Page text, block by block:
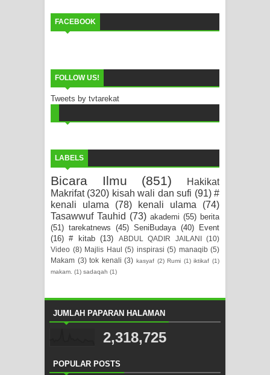
FACEBOOK
FOLLOW US!
Tweets by tvtarekat
LABELS
Bicara Ilmu (851)
Hakikat
Makrifat (320) kisah wali dan sufi (91) #
kenali ulama
(78) kenali ulama
(74)
Tasawwuf Tauhid (73) akademi (55) berita
(51) tarekatnews (45) SeniBudaya (40)
Event
(16) # kitab (13) ABDUL QADIR JAILANI
(10)
Video (8) Majlis Haul (5) inspirasi (5) manaqib (5)
Makam (3) tok kenali (3) kasyaf (2) Rumi (1) iktikaf (1)
makam. (1) sadaqah (1)
JUMLAH PAPARAN HALAMAN
2,318,725
POPULAR POSTS